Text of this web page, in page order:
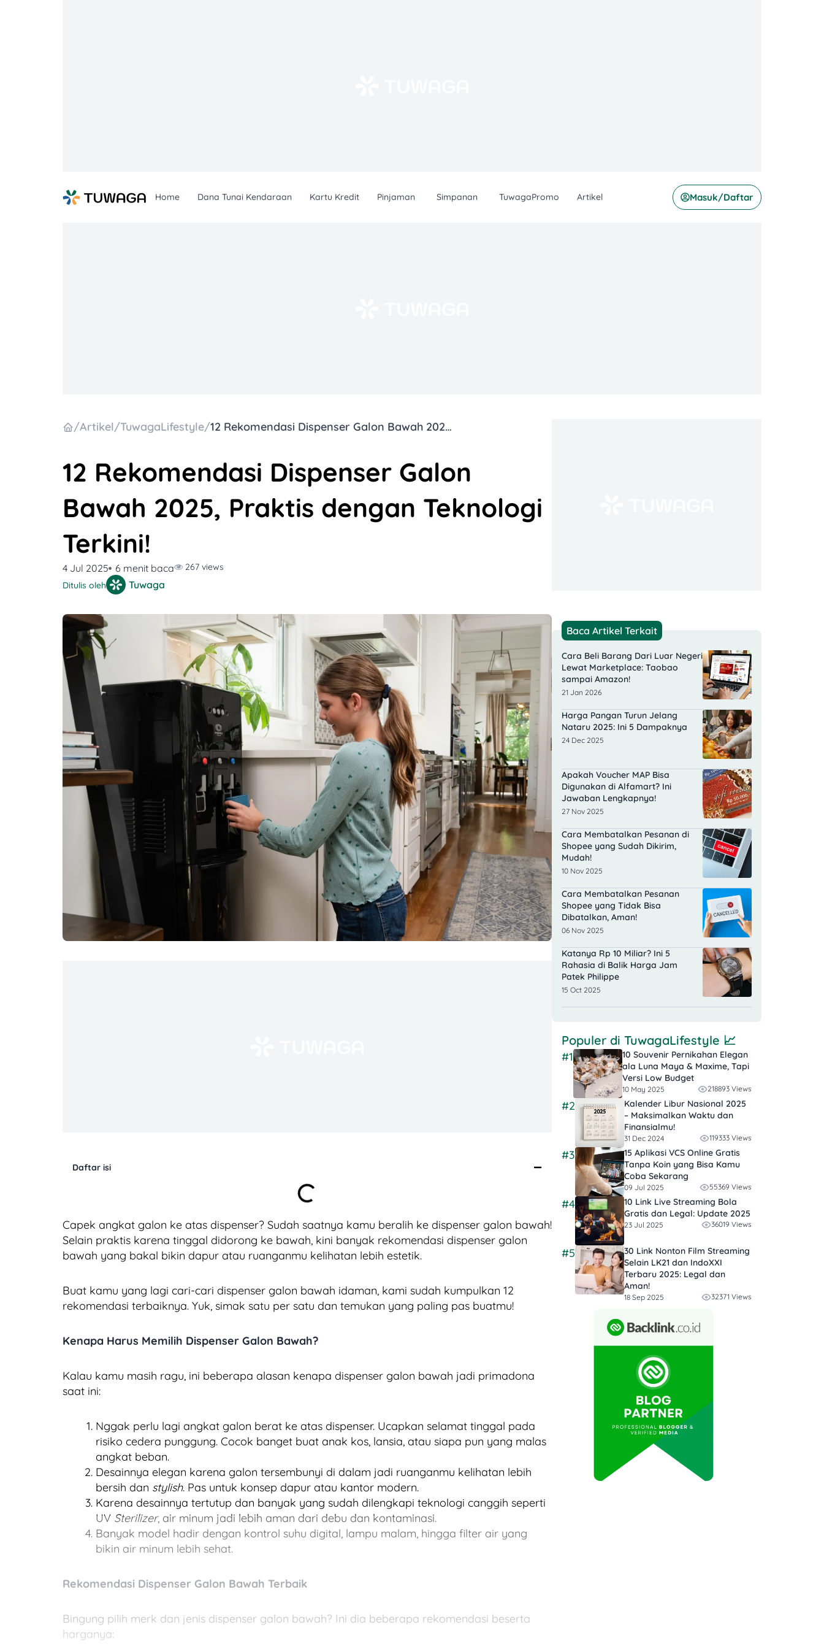
Home Dana Tunai Kendaraan Kartu Kredit Pinjaman Simpanan TuwagaPromo Artikel Masuk/Daftar
/Artikel/TuwagaLifestyle/ 12 Rekomendasi Dispenser Galon Bawah 2025, Praktis dengan Teknologi Terkini!
12 Rekomendasi Dispenser Galon
Bawah 2025, Praktis dengan Teknologi
Terkini!
4 Jul 2025 6 menit baca
267 views
Ditulis oleh
Tuwaga
Daftar isi
Capek angkat galon ke atas dispenser? Sudah saatnya kamu beralih ke dispenser galon bawah!
Selain praktis karena tinggal didorong ke bawah, kini banyak rekomendasi dispenser galon
bawah yang bakal bikin dapur atau ruanganmu kelihatan lebih estetik.
Buat kamu yang lagi cari-cari dispenser galon bawah idaman, kami sudah kumpulkan 12
rekomendasi terbaiknya. Yuk, simak satu per satu dan temukan yang paling pas buatmu!
Kenapa Harus Memilih Dispenser Galon Bawah?
Kalau kamu masih ragu, ini beberapa alasan kenapa dispenser galon bawah jadi primadona
saat ini:
Nggak perlu lagi angkat galon berat ke atas dispenser. Ucapkan selamat tinggal pada
risiko cedera punggung. Cocok banget buat anak kos, lansia, atau siapa pun yang malas
angkat beban.
Desainnya elegan karena galon tersembunyi di dalam jadi ruanganmu kelihatan lebih
bersih dan stylish. Pas untuk konsep dapur atau kantor modern.
Karena desainnya tertutup dan banyak yang sudah dilengkapi teknologi canggih seperti
UV Sterilizer, air minum jadi lebih aman dari debu dan kontaminasi.
Banyak model hadir dengan kontrol suhu digital, lampu malam, hingga filter air yang
bikin air minum lebih sehat.
Rekomendasi Dispenser Galon Bawah Terbaik
Bingung pilih merk dan jenis dispenser galon bawah? Ini dia beberapa rekomendasi beserta
harganya:
Baca Artikel Terkait
Cara Beli Barang Dari Luar Negeri​
Lewat Marketplace: Taobao
sampai Amazon!
21 Jan 2026
Harga Pangan Turun Jelang
Nataru 2025: Ini 5 Dampaknya
24 Dec 2025
Apakah Voucher MAP Bisa
Digunakan di Alfamart? Ini
Jawaban Lengkapnya!
27 Nov 2025
Cara Membatalkan Pesanan di
Shopee yang Sudah Dikirim,
Mudah!
10 Nov 2025
Cara Membatalkan Pesanan
Shopee yang Tidak Bisa
Dibatalkan, Aman!
06 Nov 2025
Katanya Rp 10 Miliar? Ini 5
Rahasia di Balik Harga Jam
Patek Philippe
15 Oct 2025
Populer di TuwagaLifestyle 📈
#1
10 Souvenir Pernikahan Elegan
ala Luna Maya & Maxime, Tapi
Versi Low Budget
10 May 2025 218893 Views
#2
Kalender Libur Nasional 2025
– Maksimalkan Waktu dan
Finansialmu!
31 Dec 2024 119333 Views
#3
15 Aplikasi VCS Online Gratis
Tanpa Koin yang Bisa Kamu
Coba Sekarang
09 Jul 2025 55369 Views
#4
10 Link Live Streaming Bola
Gratis dan Legal: Update 2025
23 Jul 2025 36019 Views
#5
30 Link Nonton Film Streaming
Selain LK21 dan IndoXXI
Terbaru 2025: Legal dan
Aman!
18 Sep 2025 32371 Views